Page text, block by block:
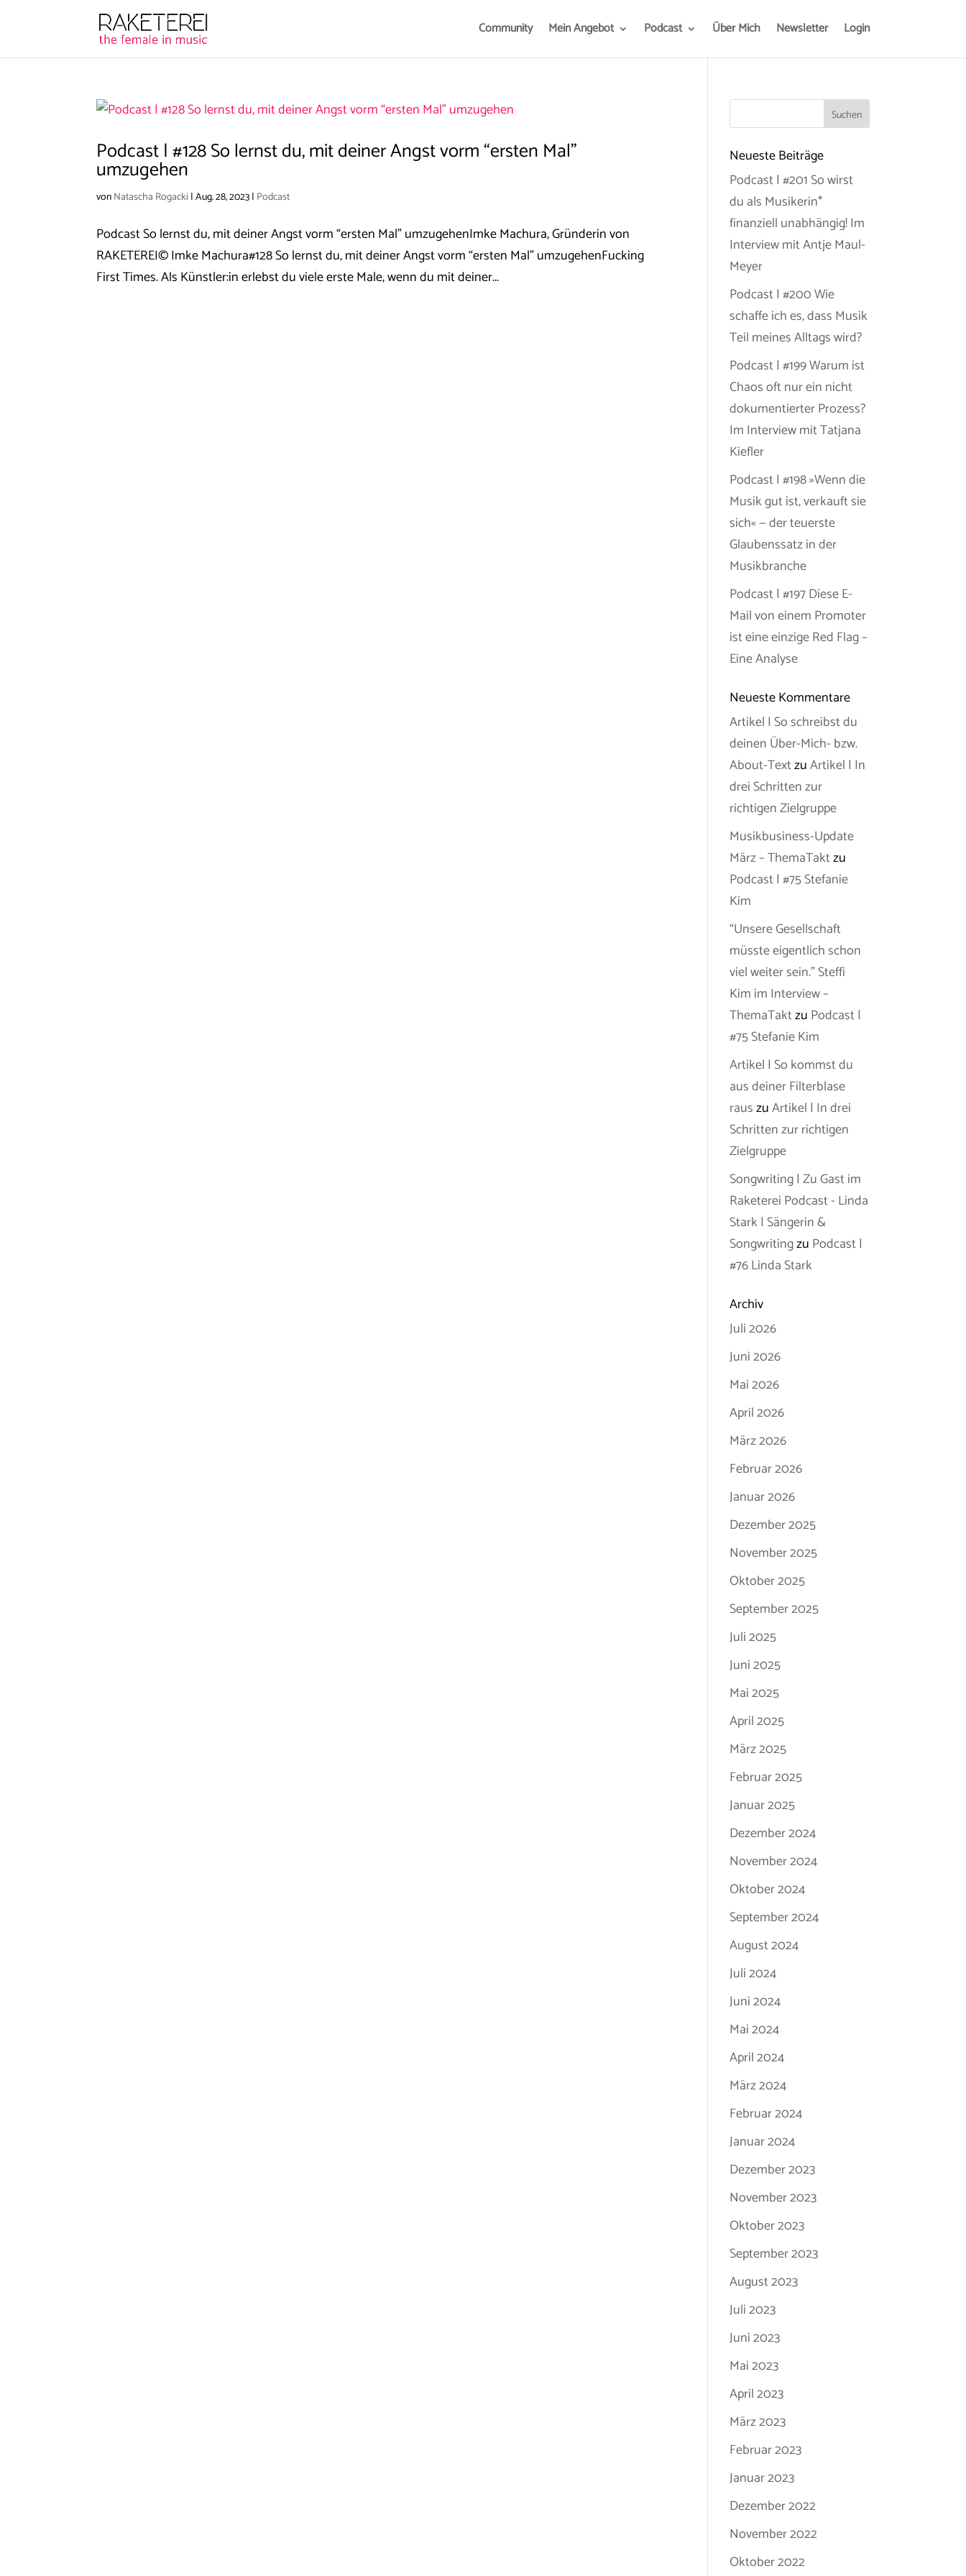
Community Mein Angebot Podcast Über Mich Newsletter Login
Podcast | #128 So lernst du, mit deiner Angst vorm “ersten Mal”
umzugehen
vonNatascha Rogacki |Aug. 28, 2023| Podcast
Podcast So lernst du, mit deiner Angst vorm “ersten Mal” umzugehenImke Machura, Gründerin von
RAKETEREI© Imke Machura#128 So lernst du, mit deiner Angst vorm “ersten Mal” umzugehenFucking
First Times. Als Künstler:in erlebst du viele erste Male, wenn du mit deiner...
Neueste Beiträge
Podcast | #201 So wirst
du als Musikerin*
finanziell unabhängig! Im
Interview mit Antje Maul-
Meyer
Podcast | #200 Wie
schaffe ich es, dass Musik
Teil meines Alltags wird?
Podcast | #199 Warum ist
Chaos oft nur ein nicht
dokumentierter Prozess?
Im Interview mit Tatjana
Kiefler
Podcast | #198 »Wenn die
Musik gut ist, verkauft sie
sich« — der teuerste
Glaubenssatz in der
Musikbranche
Podcast | #197 Diese E-
Mail von einem Promoter
ist eine einzige Red Flag –
Eine Analyse
Neueste Kommentare
Artikel | So schreibst du
deinen Über-Mich- bzw.
About-TextzuArtikel | In
drei Schritten zur
richtigen Zielgruppe
Musikbusiness-Update
März – ThemaTaktzu
Podcast | #75 Stefanie
Kim
“Unsere Gesellschaft
müsste eigentlich schon
viel weiter sein.” Steffi
Kim im Interview –
ThemaTaktzu Podcast |
#75 Stefanie Kim
Artikel | So kommst du
aus deiner Filterblase
rauszuArtikel | In drei
Schritten zur richtigen
Zielgruppe
Songwriting | Zu Gast im
Raketerei Podcast - Linda
Stark | Sängerin &
Songwritingzu Podcast |
#76 Linda Stark
Archiv
Juli 2026
Juni 2026
Mai 2026
April 2026
März 2026
Februar 2026
Januar 2026
Dezember 2025
November 2025
Oktober 2025
September 2025
Juli 2025
Juni 2025
Mai 2025
April 2025
März 2025
Februar 2025
Januar 2025
Dezember 2024
November 2024
Oktober 2024
September 2024
August 2024
Juli 2024
Juni 2024
Mai 2024
April 2024
März 2024
Februar 2024
Januar 2024
Dezember 2023
November 2023
Oktober 2023
September 2023
August 2023
Juli 2023
Juni 2023
Mai 2023
April 2023
März 2023
Februar 2023
Januar 2023
Dezember 2022
November 2022
Oktober 2022